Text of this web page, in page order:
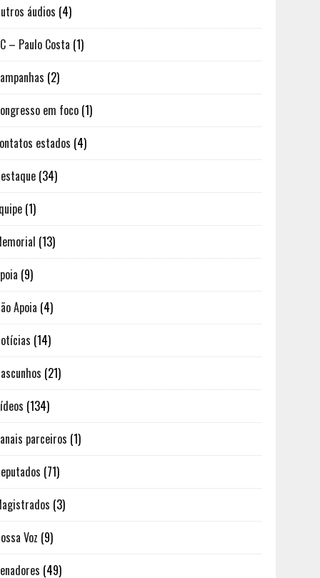
áudios (4)
– Paulo Costa (1)
(2)
em foco (1)
estados (4)
(34)
(1)
(13)
(9)
Apoia (4)
(14)
(21)
(134)
parceiros (1)
(71)
(3)
Voz (9)
(49)